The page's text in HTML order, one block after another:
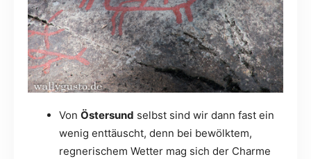
Von Östersund selbst sind wir dann fast ein
wenig enttäuscht, denn bei bewölktem,
regnerischem Wetter mag sich der Charme